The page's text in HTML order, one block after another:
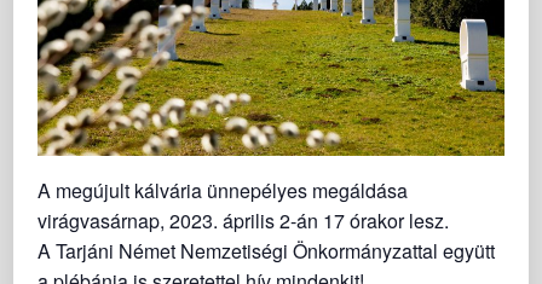
A megújult kálvária ünnepélyes megáldása
virágvasárnap, 2023. április 2-án 17 órakor lesz.
A Tarjáni Német Nemzetiségi Önkormányzattal együtt